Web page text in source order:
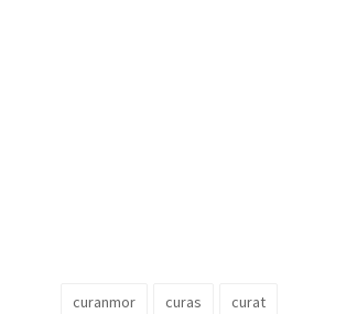
curanmor curas curat